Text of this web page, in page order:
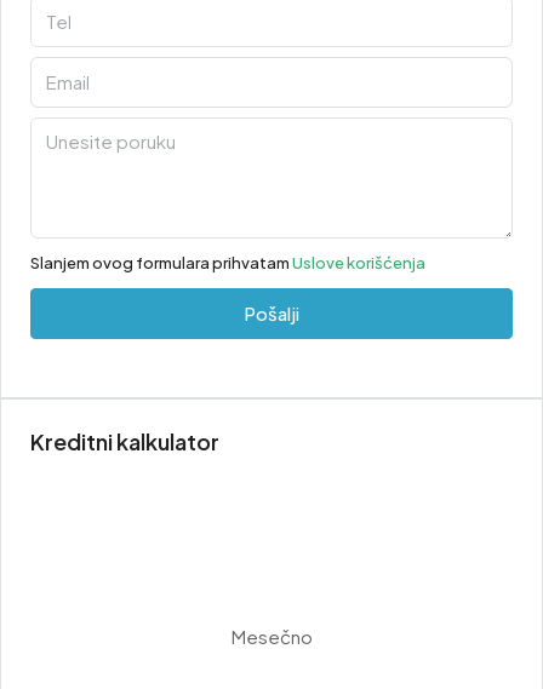
Slanjem ovog formulara prihvatamUslove korišćenja
Pošalji
Kreditni kalkulator
Mesečno